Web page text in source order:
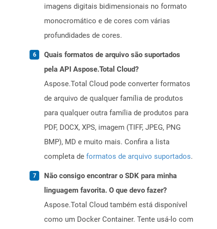
imagens digitais bidimensionais no formato
monocromático e de cores com várias
profundidades de cores.
Quais formatos de arquivo são suportados
pela API Aspose.Total Cloud?
Aspose.Total Cloud pode converter formatos
de arquivo de qualquer família de produtos
para qualquer outra família de produtos para
PDF, DOCX, XPS, imagem (TIFF, JPEG, PNG
BMP), MD e muito mais. Confira a lista
completa de formatos de arquivo suportados.
Não consigo encontrar o SDK para minha
linguagem favorita. O que devo fazer?
Aspose.Total Cloud também está disponível
como um Docker Container. Tente usá-lo com